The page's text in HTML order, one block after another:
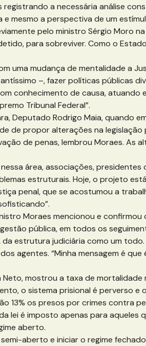
a necessária análise
mesmo a perspectiva de um
pelo ministro Sérgio Moro
para sobreviver. Como o
uma mudança de mentalidade a
–, fazer políticas públicas
conhecimento de causa,
Tribunal Federal”.
Deputado Rodrigo Maia, quando
de propor alterações na
de penas, lembrou Moraes.
área, associações,
estruturais. Hoje, o projeto
penal, que se acostumou a
Moraes mencionou e
pública, em todos os
estrutura judiciária como um
agentes. “Minha mensagem é
mostrou a taxa de
o sistema prisional é perverso
13% os presos por crimes
lei é imposto apenas para
aberto.
aberto e iniciar o regime